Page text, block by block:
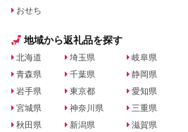
おせち
地域から返礼品を探す
北海道
青森県
岩手県
宮城県
秋田県
埼玉県
千葉県
東京都
神奈川県
新潟県
岐阜県
静岡県
愛知県
三重県
滋賀県